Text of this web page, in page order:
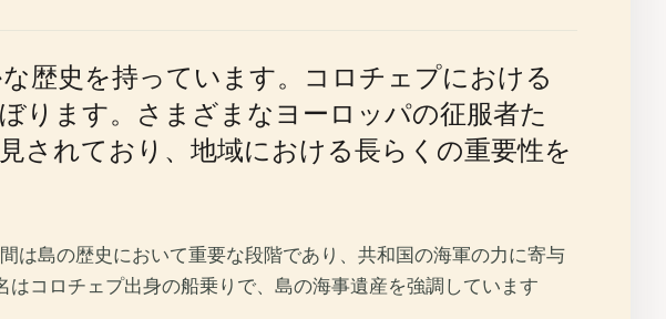
歴史を持っています。コロチェプにおける
ります。さまざまなヨーロッパの征服者た
されており、地域における長らくの重要性を
は島の歴史において重要な段階であり、共和国の海軍の力に寄与
コロチェプ出身の船乗りで、島の海事遺産を強調しています